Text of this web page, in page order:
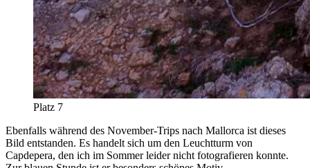
Platz 7
Ebenfalls während des November-Trips nach Mallorca ist dieses
Bild entstanden. Es handelt sich um den Leuchtturm von
Capdepera, den ich im Sommer leider nicht fotografieren konnte.